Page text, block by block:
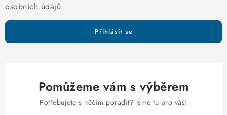
u
osobních údajů
Přihlásit se
Pomůžeme vám s výběrem
Potřebujete s něčím poradit? Jsme tu pro vás!